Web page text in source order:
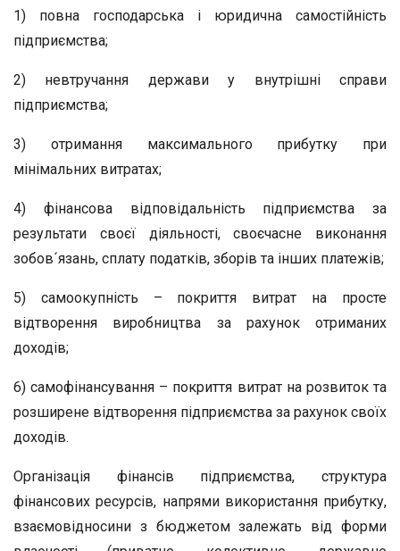
1) повна господарська і юридична самостійність
підприємства;
2) невтручання держави у внутрішні справи
підприємства;
3) отримання максимального прибутку при
мінімальних витратах;
4) фінансова відповідальність підприємства за
результати своєї діяльності, своєчасне виконання
зобов´язань, сплату податків, зборів та інших платежів;
5) самоокупність – покриття витрат на просте
відтворення виробництва за рахунок отриманих
доходів;
6) самофінансування – покриття витрат на розвиток та
розширене відтворення підприємства за рахунок своїх
доходів.
Організація фінансів підприємства, структура
фінансових ресурсів, напрями використання прибутку,
взаємовідносини з бюджетом залежать від форми